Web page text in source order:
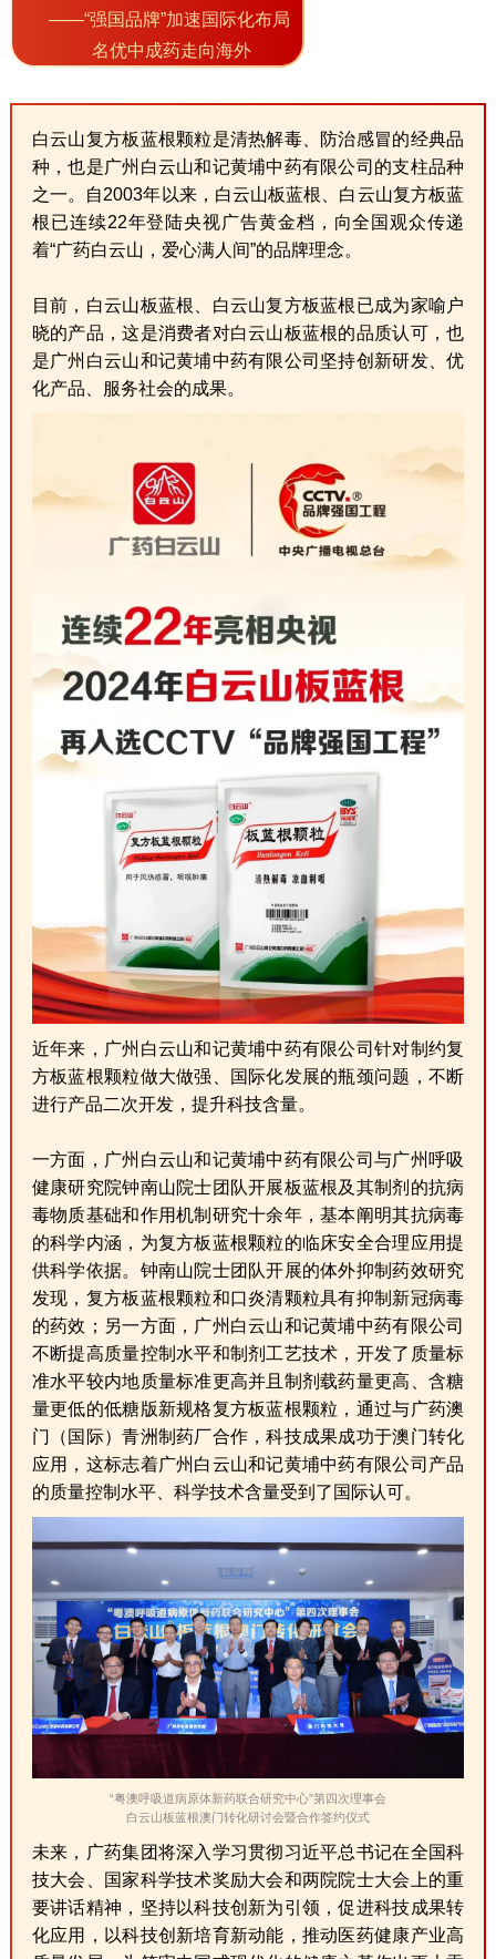
——“强国品牌”加速国际化布局
名优中成药走向海外
白云山复方板蓝根颗粒是清热解毒、防治感冒的经典品
种，也是广州白云山和记黄埔中药有限公司的支柱品种
之一。自2003年以来，白云山板蓝根、白云山复方板蓝
根已连续22年登陆央视广告黄金档，向全国观众传递
着“广药白云山，爱心满人间”的品牌理念。
目前，白云山板蓝根、白云山复方板蓝根已成为家喻户
晓的产品，这是消费者对白云山板蓝根的品质认可，也
是广州白云山和记黄埔中药有限公司坚持创新研发、优
化产品、服务社会的成果。
近年来，广州白云山和记黄埔中药有限公司针对制约复
方板蓝根颗粒做大做强、国际化发展的瓶颈问题，不断
进行产品二次开发，提升科技含量。
一方面，广州白云山和记黄埔中药有限公司与广州呼吸
健康研究院钟南山院士团队开展板蓝根及其制剂的抗病
毒物质基础和作用机制研究十余年，基本阐明其抗病毒
的科学内涵，为复方板蓝根颗粒的临床安全合理应用提
供科学依据。钟南山院士团队开展的体外抑制药效研究
发现，复方板蓝根颗粒和口炎清颗粒具有抑制新冠病毒
的药效；另一方面，广州白云山和记黄埔中药有限公司
不断提高质量控制水平和制剂工艺技术，开发了质量标
准水平较内地质量标准更高并且制剂载药量更高、含糖
量更低的低糖版新规格复方板蓝根颗粒，通过与广药澳
门（国际）青洲制药厂合作，科技成果成功于澳门转化
应用，这标志着广州白云山和记黄埔中药有限公司产品
的质量控制水平、科学技术含量受到了国际认可。
“粤澳呼吸道病原体新药联合研究中心”第四次理事会
白云山板蓝根澳门转化研讨会暨合作签约仪式
未来，广药集团将深入学习贯彻习近平总书记在全国科
技大会、国家科学技术奖励大会和两院院士大会上的重
要讲话精神，坚持以科技创新为引领，促进科技成果转
化应用，以科技创新培育新动能，推动医药健康产业高